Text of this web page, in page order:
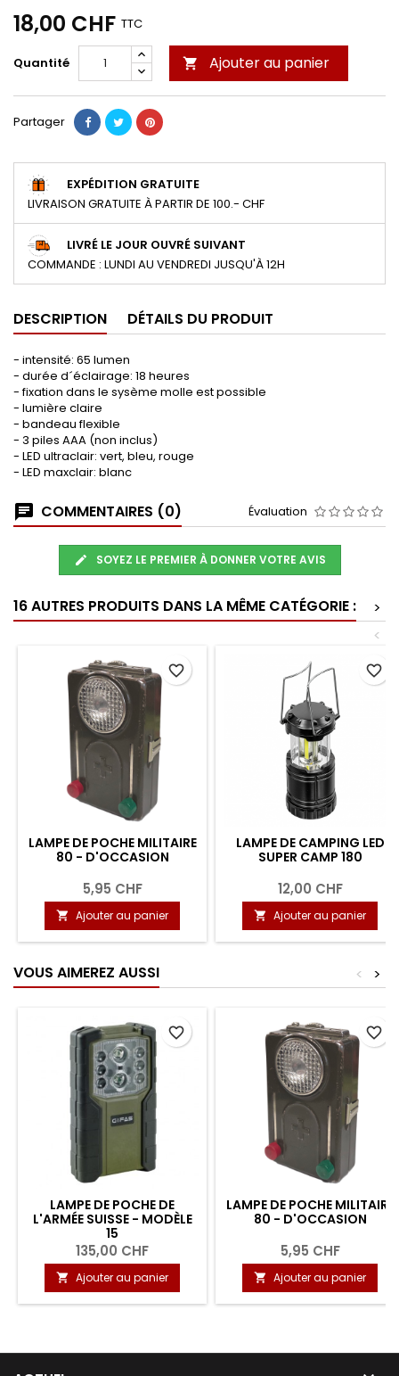
18,00 CHF TTC
Quantité  Ajouter au panier
Partager
EXPÉDITION GRATUITE
LIVRAISON GRATUITE À PARTIR DE 100.- CHF
LIVRÉ LE JOUR OUVRÉ SUIVANT
COMMANDE : LUNDI AU VENDREDI JUSQU'À 12H
DESCRIPTION DÉTAILS DU PRODUIT
- intensité: 65 lumen
- durée d´éclairage: 18 heures
- fixation dans le sysème molle est possible
- lumière claire
- bandeau flexible
- 3 piles AAA (non inclus)
- LED ultraclair: vert, bleu, rouge
- LED maxclair: blanc
COMMENTAIRES (0) Évaluation
SOYEZ LE PREMIER À DONNER VOTRE AVIS
16 AUTRES PRODUITS DANS LA MÊME CATÉGORIE :
>
<
LAMPE DE POCHE MILITAIRE
80 - D'OCCASION
5,95 CHF
 Ajouter au panier
favorite_border
LAMPE DE CAMPING LED
SUPER CAMP 180
12,00 CHF
 Ajouter au panier
favorite_border
VOUS AIMEREZ AUSSI >
<
LAMPE DE POCHE DE
L'ARMÉE SUISSE - MODÈLE
15
135,00 CHF
 Ajouter au panier
favorite_border
LAMPE DE POCHE MILITAIRE
80 - D'OCCASION
5,95 CHF
 Ajouter au panier
favorite_border